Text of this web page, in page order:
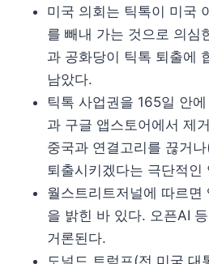
미국 의회는 틱톡이 미국
를 빼내 가는 것으로 의심
과 공화당이 틱톡 퇴출에
남았다.
틱톡 사업권을 165일 안
과 구글 앱스토어에서 제
중국과 연결고리를 끊거
퇴출시키겠다는 극단적인
월스트리트저널에 따르면
을 밝힌 바 있다. 오픈AI
거론된다.
도널드 트럼프(전 미국 대